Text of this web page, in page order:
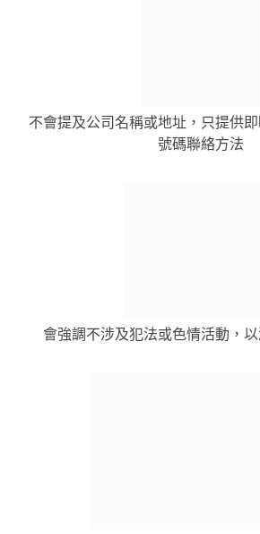
不會提及公司名稱或地址，只提供
號碼聯絡方法
會強調不涉及犯法或色情活動，